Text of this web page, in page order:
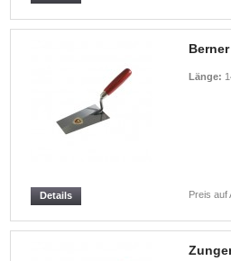
Länge:
Preis auf
Details